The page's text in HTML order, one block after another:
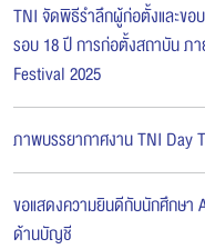
TNI จัดพิธีรำลึกผู้ก่อตั้งและขอ
รอบ 18 ปี การก่อตั้งสถาบัน ภ
Festival 2025
ภาพบรรยากาศงาน TNI Day
ขอแสดงความยินดีกับนักศึกษา
ด้านบัญชี